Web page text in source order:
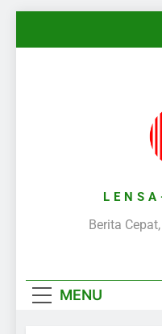
Berita
MENU